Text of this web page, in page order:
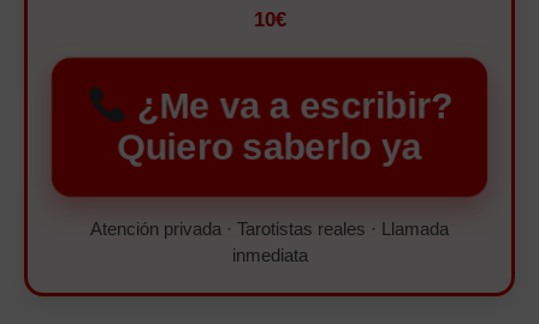
10€
¿Me va a escribir?
Quiero saberlo ya
Atención privada · Tarotistas reales · Llamada
inmediata